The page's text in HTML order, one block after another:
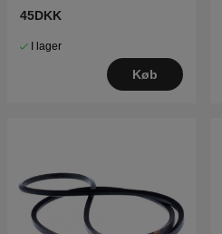
45DKK
I lager
Køb